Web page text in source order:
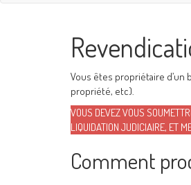
Vous êtes propriétaire
propriété, etc).
VOUS DEVEZ VOUS
LIQUIDATION JUDICIAIRE, ET
Comment